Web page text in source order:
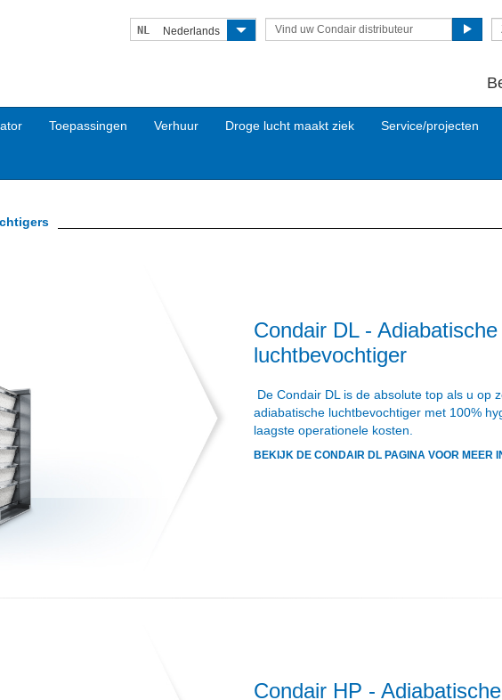
NL Nederlands Vind uw Condair distributeur
Toepassingen Verhuur Droge lucht maakt ziek Service/projecten
Condair DL - Adiabatische
luchtbevochtiger
De Condair DL is de absolute top als u op
adiabatische luchtbevochtiger met 100%
laagste operationele kosten.
BEKIJK DE CONDAIR DL PAGINA VOOR MEER
Condair HP -